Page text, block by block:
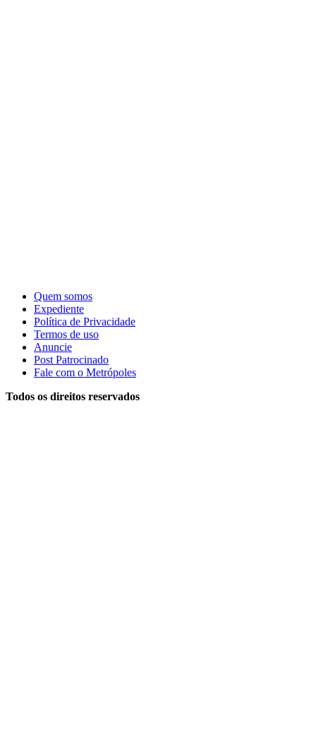
Quem somos
Expediente
Política de Privacidade
Termos de uso
Anuncie
Post Patrocinado
Fale com o Metrópoles
Todos os direitos reservados